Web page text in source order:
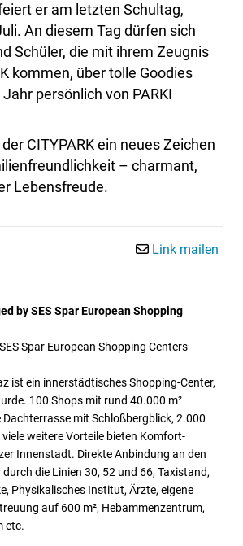
er am letzten Schultag,
An diesem Tag dürfen sich
Schüler, die mit ihrem Zeugnis
kommen, über tolle Goodies
persönlich von PARKI
CITYPARK ein neues Zeichen
– charmant,
Lebensfreude.
Link mailen
by SES Spar European Shopping
Spar European Shopping Centers
ist ein innerstädtisches Shopping-Center,
100 Shops mit rund 40.000 m²
mit Schloßbergblick, 2.000
weitere Vorteile bieten Komfort-
Innenstadt. Direkte Anbindung an den
die Linien 30, 52 und 66, Taxistand,
Physikalisches Institut, Ärzte, eigene
auf 600 m², Hebammenzentrum,
etc.